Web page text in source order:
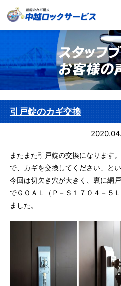
引戸錠のカギ交換
またまた引戸錠の交換になります
で、カギを交換してください」とい
今回は切欠き穴が大きく、裏に網
でＧＯＡＬ（Ｐ－Ｓ１７０４－５
ました。